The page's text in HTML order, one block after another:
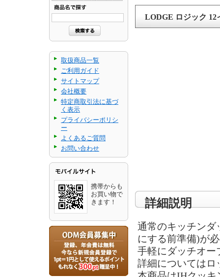
取扱商品一覧
ご利用ガイド
サイトマップ
会社概要
特定商取引法に基づ
く表示
プライバシーポリシ
ー
よくあるご質問
お問い合わせ
携帯からも
お買い物で
きます！
LODGE ロジック 12
詳細説明
通常のキッチンダ
にする前準備)が
手軽にダッチオー
詳細についてはロ